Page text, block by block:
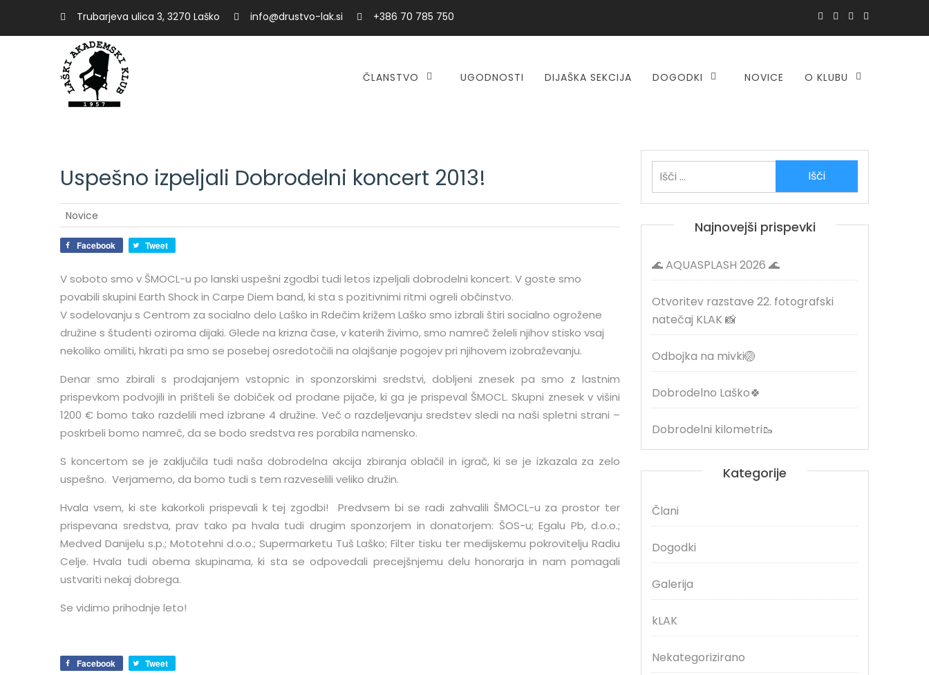
Trubarjeva ulica 3, 3270 Laško info@drustvo-lak.si +386 70 785 750
ČLANSTVO UGODNOSTI DIJAŠKA SEKCIJA DOGODKI NOVICE O KLUBU
Uspešno izpeljali Dobrodelni koncert 2013!
Novice
Facebook Tweet
V soboto smo v ŠMOCL-u po lanski uspešni zgodbi tudi letos izpeljali dobrodelni koncert. V goste smo
povabili skupini Earth Shock in Carpe Diem band, ki sta s pozitivnimi ritmi ogreli občinstvo.
V sodelovanju s Centrom za socialno delo Laško in Rdečim križem Laško smo izbrali štiri socialno ogrožene
družine s študenti oziroma dijaki. Glede na krizna čase, v katerih živimo, smo namreč želeli njihov stisko vsaj
nekoliko omiliti, hkrati pa smo se posebej osredotočili na olajšanje pogojev pri njihovem izobraževanju.
Denar smo zbirali s prodajanjem vstopnic in sponzorskimi sredstvi, dobljeni znesek pa smo z lastnim
prispevkom podvojili in prišteli še dobiček od prodane pijače, ki ga je prispeval ŠMOCL. Skupni znesek v višini
1200 € bomo tako razdelili med izbrane 4 družine. Več o razdeljevanju sredstev sledi na naši spletni strani –
poskrbeli bomo namreč, da se bodo sredstva res porabila namensko.
S koncertom se je zaključila tudi naša dobrodelna akcija zbiranja oblačil in igrač, ki se je izkazala za zelo
uspešno. Verjamemo, da bomo tudi s tem razveselili veliko družin.
Hvala vsem, ki ste kakorkoli prispevali k tej zgodbi! Predvsem bi se radi zahvalili ŠMOCL-u za prostor ter
prispevana sredstva, prav tako pa hvala tudi drugim sponzorjem in donatorjem: ŠOS-u; Egalu Pb, d.o.o.;
Medved Danijelu s.p.; Mototehni d.o.o.; Supermarketu Tuš Laško; Filter tisku ter medijskemu pokrovitelju Radiu
Celje. Hvala tudi obema skupinama, ki sta se odpovedali precejšnjemu delu honorarja in nam pomagali
ustvariti nekaj dobrega.
Se vidimo prihodnje leto!
Facebook Tweet
Najnovejši prispevki
🌊 AQUASPLASH 2026 🌊
Otvoritev razstave 22. fotografski
natečaj KLAK 📸
Odbojka na mivki🏐
Dobrodelno Laško🍀
Dobrodelni kilometri🥾
Kategorije
Člani
Dogodki
Galerija
kLAK
Nekategorizirano